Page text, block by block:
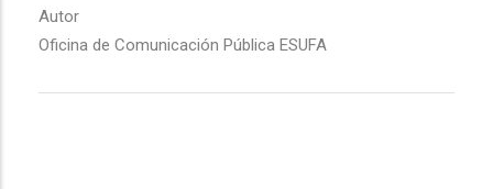
Autor
Oficina de Comunicación Pública ESUFA